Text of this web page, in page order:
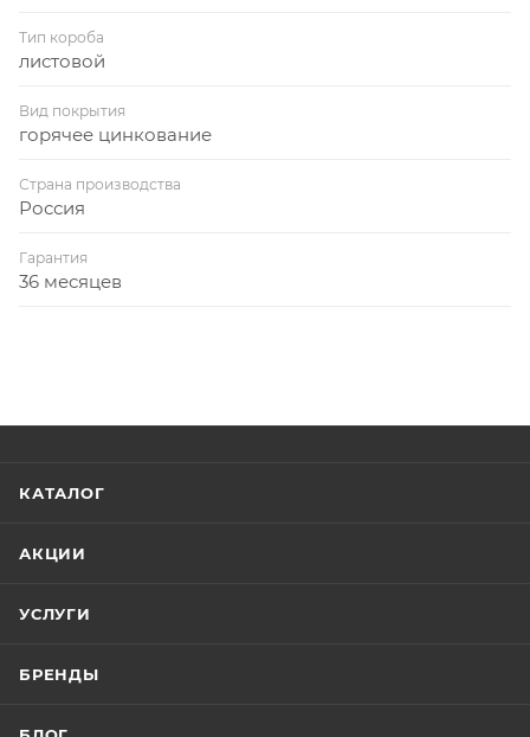
Тип короба
листовой
Вид покрытия
горячее цинкование
Страна производства
Россия
Гарантия
36 месяцев
КАТАЛОГ
АКЦИИ
УСЛУГИ
БРЕНДЫ